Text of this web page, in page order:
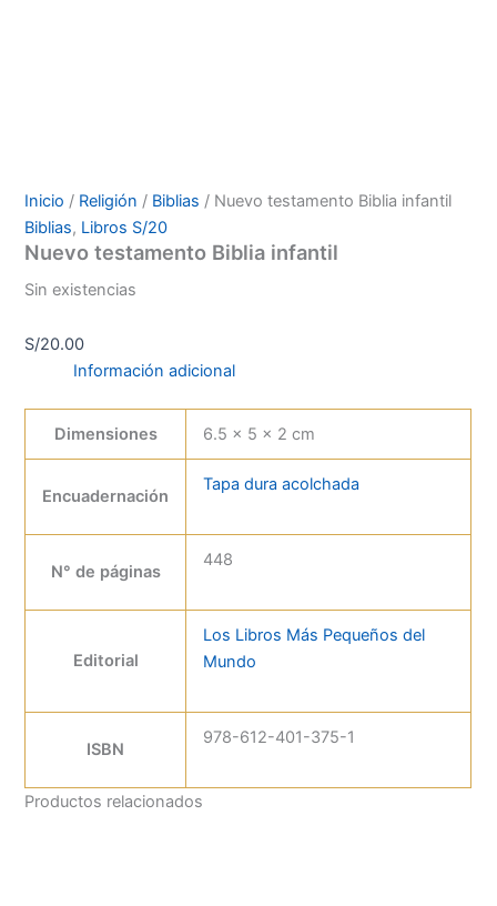
Inicio / Religión / Biblias / Nuevo testamento Biblia infantil
Biblias, Libros S/20
Nuevo testamento Biblia infantil
Sin existencias
S/20.00
Información adicional
Dimensiones 6.5 × 5 × 2 cm
Encuadernación
Tapa dura acolchada
N° de páginas
448
Editorial
Los Libros Más Pequeños del
Mundo
ISBN
978-612-401-375-1
Productos relacionados